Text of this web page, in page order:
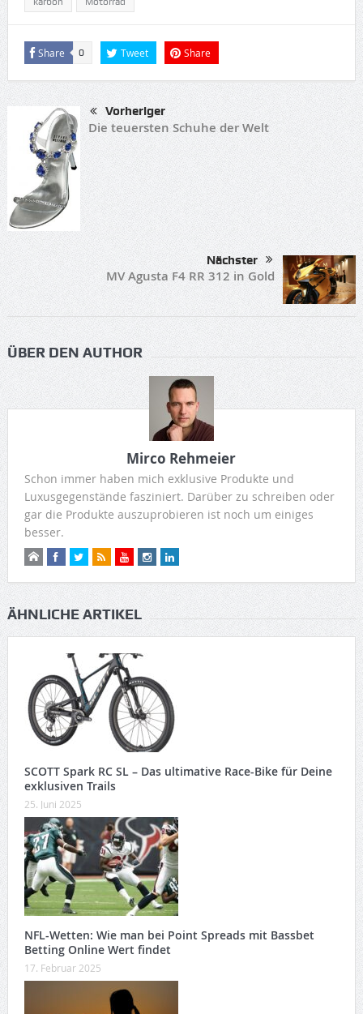
Share 0 Tweet Share
Vorheriger
Die teuersten Schuhe der Welt
Nächster
MV Agusta F4 RR 312 in Gold
ÜBER DEN AUTHOR
Mirco Rehmeier
Schon immer haben mich exklusive Produkte und
Luxusgegenstände fasziniert. Darüber zu schreiben oder
gar die Produkte auszuprobieren ist noch um einiges
besser.
ÄHNLICHE ARTIKEL
SCOTT Spark RC SL – Das ultimative Race-Bike für Deine
exklusiven Trails
25. Juni 2025
NFL-Wetten: Wie man bei Point Spreads mit Bassbet
Betting Online Wert findet
17. Februar 2025